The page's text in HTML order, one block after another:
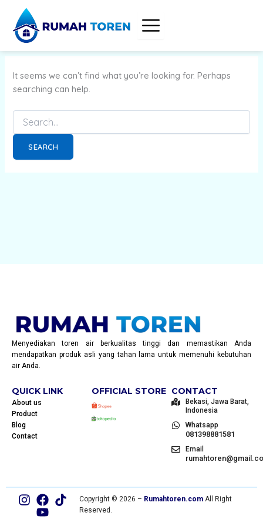
content
It seems we can’t find what you’re looking for. Perhaps
searching can help.
Search
for:
Menyediakan toren air berkualitas tinggi dan memastikan Anda
mendapatkan produk asli yang tahan lama untuk memenuhi kebutuhan
air Anda.
QUICK LINK
About us
Product
Blog
Contact
OFFICIAL STORE CONTACT
Bekasi, Jawa Barat,
Indonesia
Whatsapp
081398881581
Email
Copyright © 2026 – Rumahtoren.comAll Right
Reserved.